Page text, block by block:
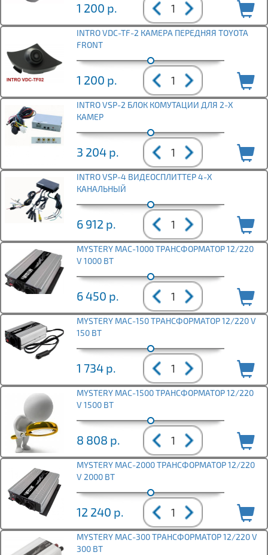
1 200 р.
INTRO VDC-TF-2 КАМЕРА ПЕРЕДНЯЯ TOYOTA
FRONT
1 200 р.
INTRO VSP-2 БЛОК КОМУТАЦИИ ДЛЯ 2-Х
КАМЕР
3 204 р.
INTRO VSP-4 ВИДЕОСПЛИТТЕР 4-Х
КАНАЛЬНЫЙ
6 912 р.
MYSTERY MAC-1000 ТРАНСФОРМАТОР 12/220
V 1000 ВТ
6 450 р.
MYSTERY MAC-150 ТРАНСФОРМАТОР 12/220 V
150 ВТ
1 734 р.
MYSTERY MAC-1500 ТРАНСФОРМАТОР 12/220
V 1500 ВТ
8 808 р.
MYSTERY MAC-2000 ТРАНСФОРМАТОР 12/220
V 2000 ВТ
12 240 р.
MYSTERY MAC-300 ТРАНСФОРМАТОР 12/220 V
300 ВТ